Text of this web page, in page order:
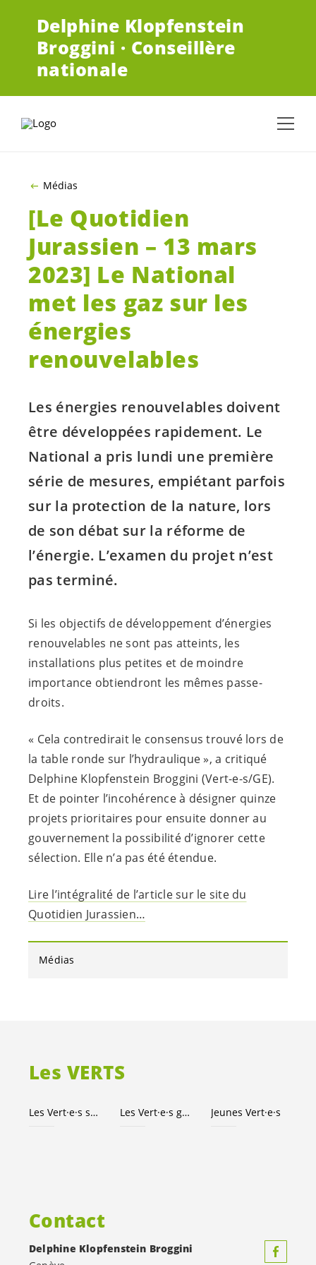
Delphine Klopfenstein
Broggini · Conseillère
nationale
Médias
[Le Quotidien
Jurassien – 13 mars
2023] Le National
met les gaz sur les
énergies
renouvelables
Les énergies renouvelables doivent
être développées rapidement. Le
National a pris lundi une première
série de mesures, empiétant parfois
sur la protection de la nature, lors
de son débat sur la réforme de
l’énergie. L’examen du projet n’est
pas terminé.
Si les objectifs de développement d’énergies
renouvelables ne sont pas atteints, les
installations plus petites et de moindre
importance obtiendront les mêmes passe-
droits.
« Cela contredirait le consensus trouvé lors de
la table ronde sur l’hydraulique », a critiqué
Delphine Klopfenstein Broggini (Vert-e-s/GE).
Et de pointer l’incohérence à désigner quinze
projets prioritaires pour ensuite donner au
gouvernement la possibilité d’ignorer cette
sélection. Elle n’a pas été étendue.
Lire l’intégralité de l’article sur le site du
Quotidien Jurassien…
Médias
Les VERTS
Les Vert·e·s suisses Les Vert·e·s genevois·es Jeunes Vert·e·s
Contact
Delphine Klopfenstein Broggini